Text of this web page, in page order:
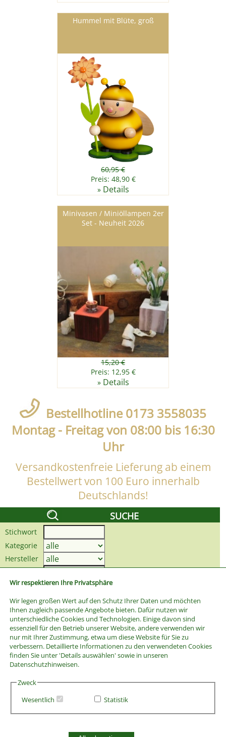
Wir respektieren Ihre Privatsphäre
Wir legen großen Wert auf den Schutz Ihrer Daten und möchten
Ihnen zugleich passende Angebote bieten. Dafür nutzen wir
unterschiedliche Cookies und Technologien. Einige davon sind
essenziell für den Betrieb unserer Website, andere verwenden wir
nur mit Ihrer Zustimmung, etwa um diese Website für Sie zu
verbessern. Detaillierte Informationen zu den verwendeten Cookies
finden Sie unter 'Details auswählen' sowie in unseren
Datenschutzhinweisen.
Zweck
Wesentlich
Statistik
Hummel mit Blüte, groß
60,95 €
Preis: 48,90 €
» Details
Minivasen / Miniöllampen 2er
Set - Neuheit 2026
15,20 €
Preis: 12,95 €
» Details
Bestellhotline 0173 3558035
Montag - Freitag von 08:00 bis 16:30
Uhr
Versandkostenfreie Lieferung ab einem
Bestellwert von 100 Euro innerhalb
Deutschlands!
SUCHE
Stichwort
Kategorie
Hersteller